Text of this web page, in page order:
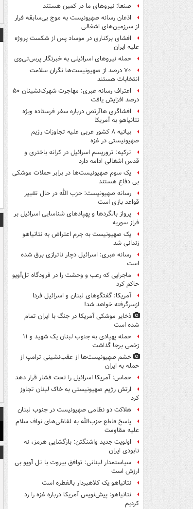
صنعا: نیروهای ما در کمین‌ هستند
اذعان رسانه صهیونیست به موج بی‌سابقه فرار
از سرزمین‌های اشغالی
افشای برکناری در موساد پس از شکست پروژه
علیه ایران
حمله نیروهای اسرائیلی به خبرنگار پرس‌تی‌وی
۷۰ درصد از صهیونیست‌ها نگران سلامت
انتخابات هستند
اعتراف رسانه عبری: مهاجرت شهرک‌نشینان ۵۰
درصد افزایش یافت
افشاگری هاآرتص درباره سفر فرستاده ویژه
نتانیاهو به آمریکا
بیانیه ۸ کشور عربی علیه تجاوزات رژیم
صهیونیستی در غزه
ترکیه: تروریسم اسرائیل در کرانه باختری و
قدس اشغالی ادامه دارد
یک‌ سوم صهیونیست‌ها در برابر حملات موشکی
بی دفاع هستند
رسانه صهیونیست: حزب الله در حال تغییر
قواعد بازی است
پرواز بالگردها و پهپادهای شناسایی اسرائیل بر
فراز سوریه
یک صهیونیست به جرم اعتراض به نتانیاهو
زندانی شد
رسانه عبری: اسرائیل دچار ناترازی برق شده
است
ماجرایی که رعب و وحشت را در فرودگاه تل‌آویو
حاکم کرد
آمریکا: گفتگوهای لبنان و اسرائیل فردا
ازسرگرفته خواهد شد!
ذخایر موشکی آمریکا در جنگ با ایران تمام
شده است
حمله پهپادی به جنوب لبنان یک شهید و ۱۱
زخمی برجا گذاشت
خشم صهیونیست‌ها از عقب‌نشینی ترامپ از
حمله به ایران
حماس: آمریکا اسرائیل را تحت فشار قرار دهد
ارتش رژیم صهیونیستی به خاک لبنان تجاوز
کرد
هلاکت دو نظامی صهیونیست در جنوب لبنان
پاسخ قاطع حزب‌الله به لفاظی‌های نواف سلام
علیه مقاومت
اولویت جدید واشنگتن: بازگشایی هرمز، نه
نابودی ایران
سیاستمدار لبنانی: توافق بیروت با تل آویو بی
ارزش است
نتانیاهو یک کلاهبردار بالفطره است
نتانیاهو: پیش‌نویس آمریکا درباره غزه را رد
کردیم